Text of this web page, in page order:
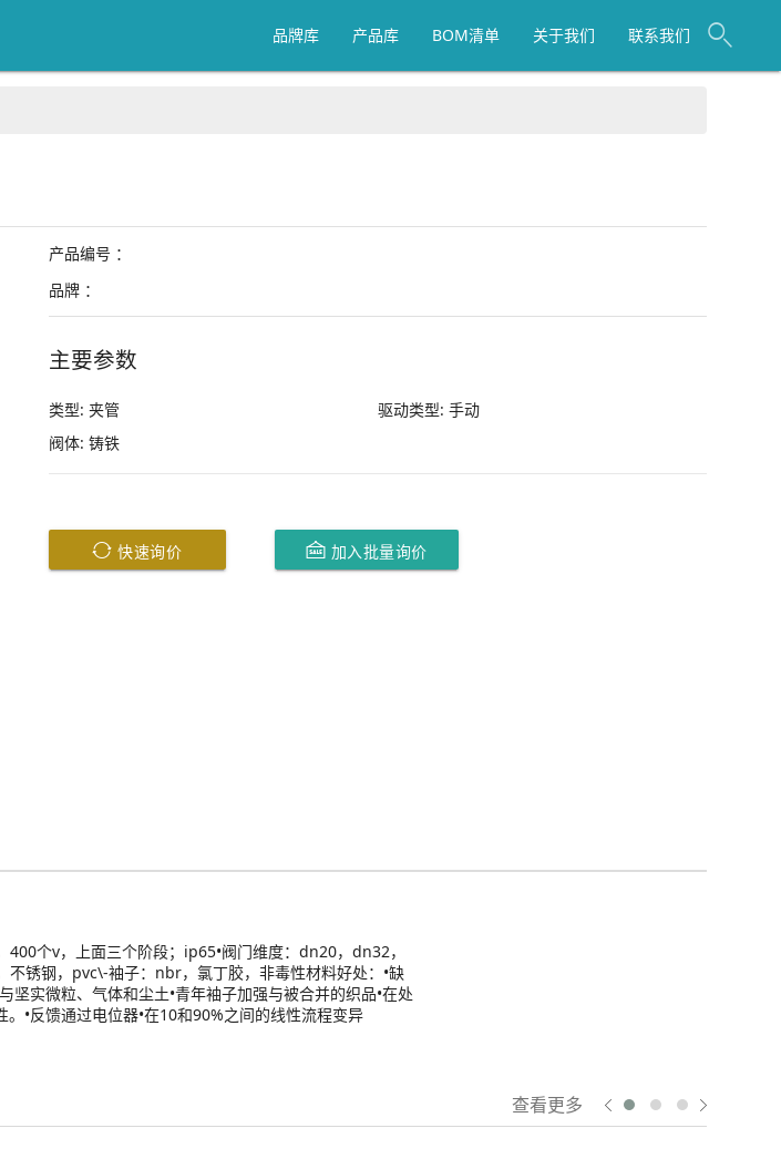
品牌库 产品库 BOM清单 关于我们 联系我们
产品编号 ：
品牌 ：
主要参数
类型: 夹管 驱动类型: 手动
阀体: 铸铁
快速询价 加入批量询价
个v，上面三个阶段；ip65•阀门维度：dn20，dn32，
锈钢，pvc\-袖子：nbr，氯丁胶，非毒性材料好处：•缺
实微粒、气体和尘土•青年袖子加强与被合并的织品•在处
•反馈通过电位器•在10和90%之间的线性流程变异
查看更多